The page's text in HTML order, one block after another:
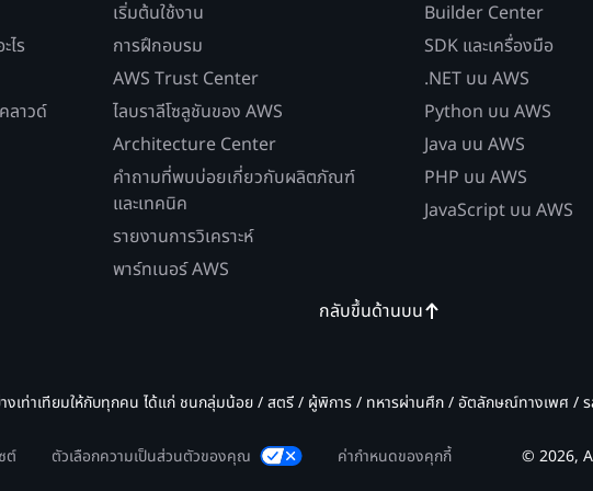
ไร
ลาวด์
เริ่มต้นใช้งาน
การฝึกอบรม
AWS Trust Center
ไลบราลีโซลูชันของ AWS
Architecture Center
คำถามที่พบบ่อยเกี่ยวกับผลิตภัณฑ์
และเทคนิค
รายงานการวิเคราะห์
พาร์ทเนอร์ AWS
Builder Center
SDK และเครื่องมือ
.NET บน AWS
Python บน AWS
Java บน AWS
PHP บน AWS
JavaScript บน AWS
กลับขึ้นด้านบน
งเท่าเทียมให้กับทุกคน ได้แก่ ชนกลุ่มน้อย / สตรี / ผู้พิการ / ทหารผ่านศึก / อัตลักษณ์ทางเพศ /
ต์ ตัวเลือกความเป็นส่วนตัวของคุณ ค่ากำหนดของคุกกี้ © 2026,